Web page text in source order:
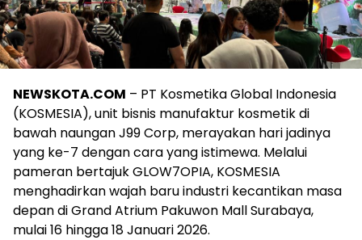
NEWSKOTA.COM – PT Kosmetika Global Indonesia
(KOSMESIA), unit bisnis manufaktur kosmetik di
bawah naungan J99 Corp, merayakan hari jadinya
yang ke-7 dengan cara yang istimewa. Melalui
pameran bertajuk GLOW7OPIA, KOSMESIA
menghadirkan wajah baru industri kecantikan masa
depan di Grand Atrium Pakuwon Mall Surabaya,
mulai 16 hingga 18 Januari 2026.